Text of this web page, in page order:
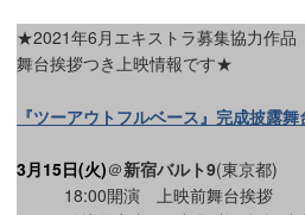
★2021年6月エキストラ募集協力作品
舞台挨拶つき上映情報です★
『ツーアウトフルベース』完成披露
3月15日(火)＠新宿バルト9(東京都)
18:00開演 上映前舞台挨拶